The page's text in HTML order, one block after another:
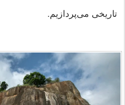
تاریخی می‌پردازیم.